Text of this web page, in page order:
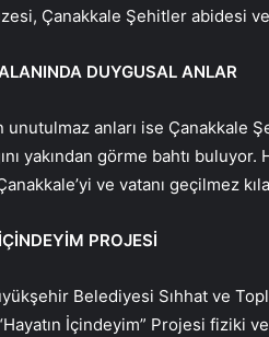
Çanakkale Şehitler abidesi
DUYGUSAL ANLAR
unutulmaz anları ise Çanakkale
yakından görme bahtı
ve vatanı geçilmez
PROJESİ
Belediyesi Sıhhat ve
İçindeyim” Projesi fiziki